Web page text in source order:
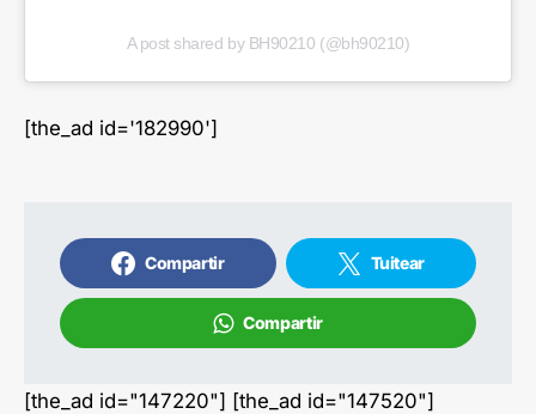
A post shared by BH90210 (@bh90210)
[the_ad id='182990']
Compartir Tuitear
Compartir
[the_ad id="147220"] [the_ad id="147520"]